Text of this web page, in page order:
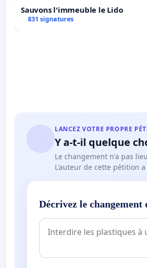
Sauvons l'immeuble le Lido
831 signatures
LANCEZ VOTRE PROPRE
Y a-t-il quelque
Le changement n'a pas
L'auteur de cette pétition
Décrivez le changement